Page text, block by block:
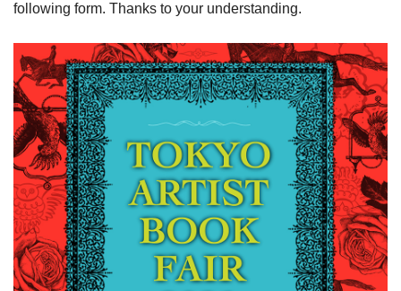
following form. Thanks to your understanding.